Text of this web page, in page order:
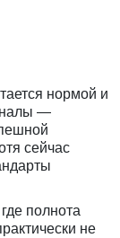
нормой и
—
сейчас
полнота
не